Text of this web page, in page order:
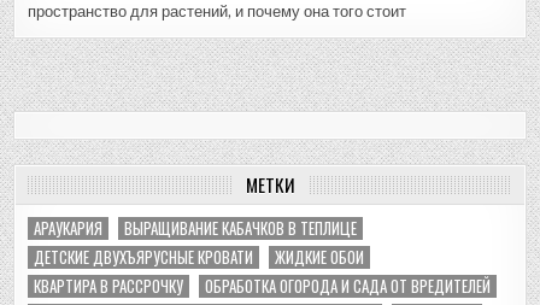
пространство для растений, и почему она того стоит
МЕТКИ
АРАУКАРИЯ
ВЫРАЩИВАНИЕ КАБАЧКОВ В ТЕПЛИЦЕ
ДЕТСКИЕ ДВУХЪЯРУСНЫЕ КРОВАТИ
ЖИДКИЕ ОБОИ
КВАРТИРА В РАССРОЧКУ
ОБРАБОТКА ОГОРОДА И САДА ОТ ВРЕДИТЕЛЕЙ